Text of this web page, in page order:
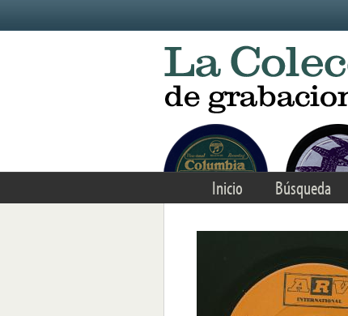
Inicio Búsqueda